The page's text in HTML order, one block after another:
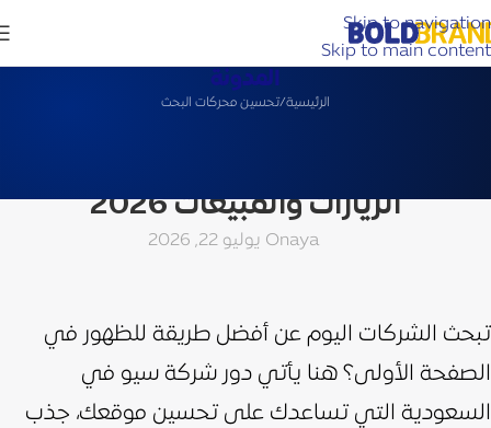
Skip to navigation
Skip to main content
المدونة
الرئيسية تحسين محركات البحث
الزيارات والمبيعات 2026
ayaOn يوليو 22, 2026
تبحث الشركات اليوم عن أفضل طريقة للظهور في
الصفحة الأولى؟ هنا يأتي دور شركة سيو في
السعودية التي تساعدك على تحسين موقعك، جذب